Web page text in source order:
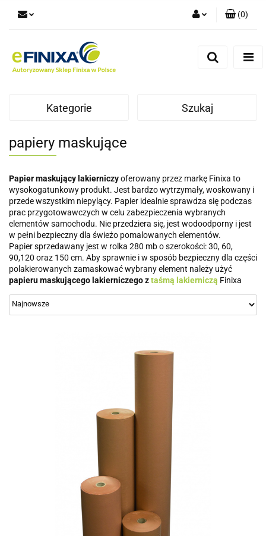
(0)
Kategorie Szukaj
papiery maskujące
Papier maskujący lakierniczyoferowany przez markę Finixa to
wysokogatunkowy produkt. Jest bardzo wytrzymały, woskowany i
przede wszystkim niepylący. Papier idealnie sprawdza się podczas
prac przygotowawczych w celu zabezpieczenia wybranych
elementów samochodu. Nie przedziera się, jest wodoodporny i jest
w pełni bezpieczny dla świeżo pomalowanych elementów.
Papier sprzedawany jest w rolka 280 mb o szerokości: 30, 60,
90,120 oraz 150 cm. Aby sprawnie i w sposób bezpieczny dla części
polakierowanych zamaskować wybrany element należy użyć
papieru maskującego lakierniczego ztaśmą lakierniczą Finixa